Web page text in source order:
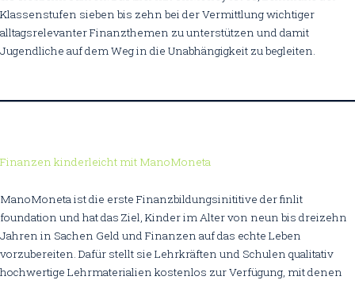
Klassenstufen sieben bis zehn bei der Vermittlung wichtiger
alltagsrelevanter Finanzthemen zu unterstützen und damit
Jugendliche auf dem Weg in die Unabhängigkeit zu begleiten.
Finanzen kinderleicht mit ManoMoneta
ManoMoneta ist die erste Finanzbildungsinititive der finlit
foundation und hat das Ziel, Kinder im Alter von neun bis dreizehn
Jahren in Sachen Geld und Finanzen auf das echte Leben
vorzubereiten. Dafür stellt sie Lehrkräften und Schulen qualitativ
hochwertige Lehrmaterialien kostenlos zur Verfügung, mit denen